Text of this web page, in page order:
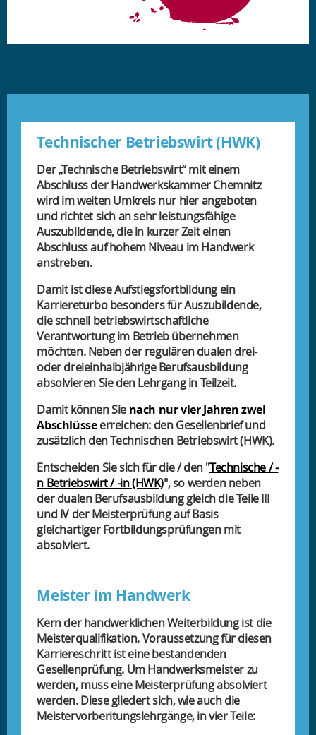
Technischer Betriebswirt (HWK)
Der „Technische Betriebswirt“ mit einem
Abschluss der Handwerkskammer Chemnitz
wird im weiten Umkreis nur hier angeboten
und richtet sich an sehr leistungsfähige
Auszubildende, die in kurzer Zeit einen
Abschluss auf hohem Niveau im Handwerk
anstreben.
Damit ist diese Aufstiegsfortbildung ein
Karriereturbo besonders für Auszubildende,
die schnell betriebswirtschaftliche
Verantwortung im Betrieb übernehmen
möchten. Neben der regulären dualen drei-
oder dreieinhalbjährige Berufsausbildung
absolvieren Sie den Lehrgang in Teilzeit.
Damit können Sie nach nur vier Jahren zwei
Abschlüsseerreichen: den Gesellenbrief und
zusätzlich den Technischen Betriebswirt (HWK).
Entscheiden Sie sich für die / den "Technische / -
n Betriebswirt / -in (HWK)", so werden neben
der dualen Berufsausbildung gleich die Teile III
und IV der Meisterprüfung auf Basis
gleichartiger Fortbildungsprüfungen mit
absolviert.
Meister im Handwerk
Kern der handwerklichen Weiterbildung ist die
Meisterqualifikation. Voraussetzung für diesen
Karriereschritt ist eine bestandenden
Gesellenprüfung. Um Handwerksmeister zu
werden, muss eine Meisterprüfung absolviert
werden. Diese gliedert sich, wie auch die
Meistervorberitungslehrgänge, in vier Teile: